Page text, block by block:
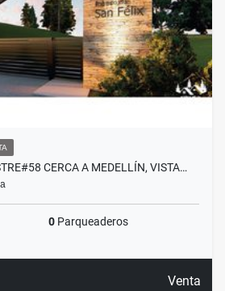
CERCA A MEDELLÍN, VISTA…
0 Parqueaderos
Venta